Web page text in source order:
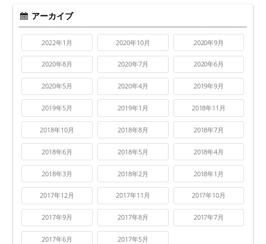
アーカイブ
2022年1月 2020年10月 2020年9月
2020年8月 2020年7月 2020年6月
2020年5月 2020年4月 2019年9月
2019年5月 2019年1月 2018年11月
2018年10月 2018年8月 2018年7月
2018年6月 2018年5月 2018年4月
2018年3月 2018年2月 2018年1月
2017年12月 2017年11月 2017年10月
2017年9月 2017年8月 2017年7月
2017年6月 2017年5月